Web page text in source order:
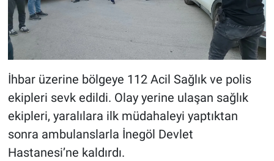
İhbar üzerine bölgeye 112 Acil Sağlık ve polis
ekipleri sevk edildi. Olay yerine ulaşan sağlık
ekipleri, yaralılara ilk müdahaleyi yaptıktan
sonra ambulanslarla İnegöl Devlet
Hastanesi’ne kaldırdı.